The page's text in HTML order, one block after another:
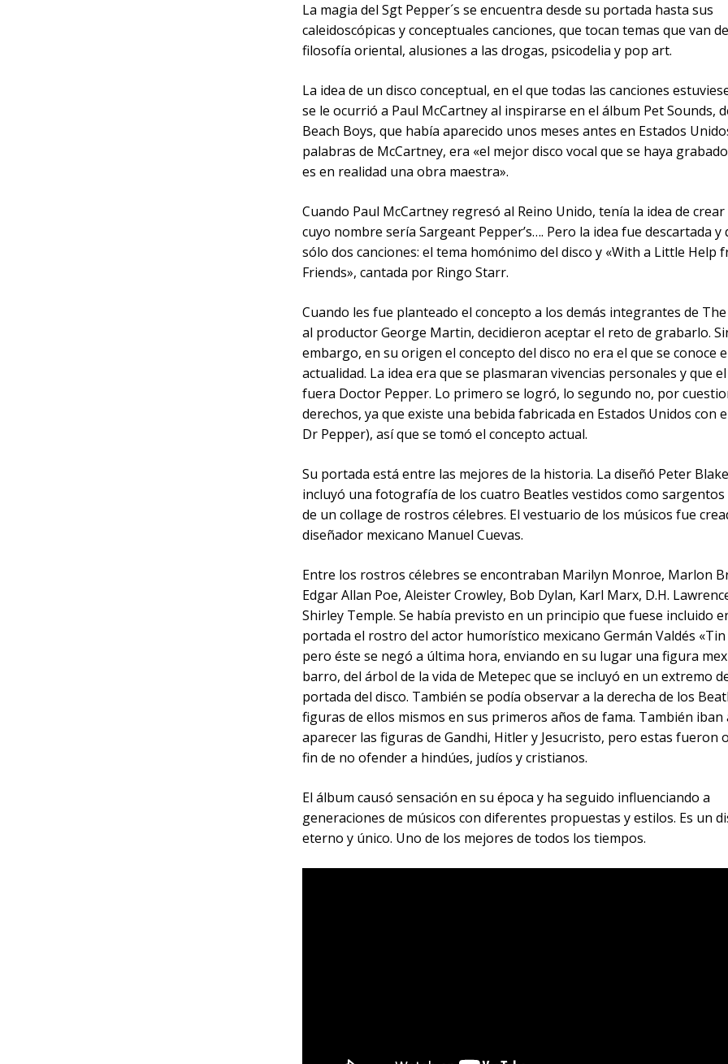
La magia del Sgt Pepper´s se encuentra desde su portada hasta sus
caleidoscópicas y conceptuales canciones, que tocan temas que van
filosofía oriental, alusiones a las drogas, psicodelia y pop art.
La idea de un disco conceptual, en el que todas las canciones
se le ocurrió a Paul McCartney al inspirarse en el álbum Pet Sounds,
Beach Boys, que había aparecido unos meses antes en Estados
palabras de McCartney, era «el mejor disco vocal que se haya
es en realidad una obra maestra».
Cuando Paul McCartney regresó al Reino Unido, tenía la idea de crear
cuyo nombre sería Sargeant Pepper’s…. Pero la idea fue descartada y
sólo dos canciones: el tema homónimo del disco y «With a Little Help
Friends», cantada por Ringo Starr.
Cuando les fue planteado el concepto a los demás integrantes de
al productor George Martin, decidieron aceptar el reto de grabarlo.
embargo, en su origen el concepto del disco no era el que se conoce
actualidad. La idea era que se plasmaran vivencias personales y que
fuera Doctor Pepper. Lo primero se logró, lo segundo no, por
derechos, ya que existe una bebida fabricada en Estados Unidos con
Dr Pepper), así que se tomó el concepto actual.
Su portada está entre las mejores de la historia. La diseñó Peter
incluyó una fotografía de los cuatro Beatles vestidos como sargentos
de un collage de rostros célebres. El vestuario de los músicos fue
diseñador mexicano Manuel Cuevas.
Entre los rostros célebres se encontraban Marilyn Monroe, Marlon
Edgar Allan Poe, Aleister Crowley, Bob Dylan, Karl Marx, D.H.
Shirley Temple. Se había previsto en un principio que fuese incluido
portada el rostro del actor humorístico mexicano Germán Valdés «Tin
pero éste se negó a última hora, enviando en su lugar una figura
barro, del árbol de la vida de Metepec que se incluyó en un extremo
portada del disco. También se podía observar a la derecha de los
figuras de ellos mismos en sus primeros años de fama. También iban
aparecer las figuras de Gandhi, Hitler y Jesucristo, pero estas fueron
fin de no ofender a hindúes, judíos y cristianos.
El álbum causó sensación en su época y ha seguido influenciando a
generaciones de músicos con diferentes propuestas y estilos. Es un
eterno y único. Uno de los mejores de todos los tiempos.